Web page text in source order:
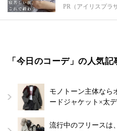
PR（アイリスプラザ
「今日のコーデ」の人気記
モノトーン主体なら
ードジャケット×太
流行中のフリースは